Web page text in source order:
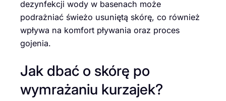
dezynfekcji wody w basenach może
podrażniać świeżo usuniętą skórę, co również
wpływa na komfort pływania oraz proces
gojenia.
Jak dbać o skórę po
wymrażaniu kurzajek?